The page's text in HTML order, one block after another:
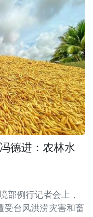
德进：农林水
部例行记者会上，
受台风洪涝灾害和畜